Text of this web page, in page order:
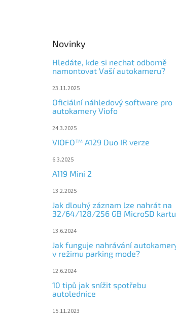
Novinky
Hledáte, kde si nechat odborně
namontovat Vaší autokameru?
23.11.2025
Oficiální náhledový software pro
autokamery Viofo
24.3.2025
VIOFO™ A129 Duo IR verze
6.3.2025
A119 Mini 2
13.2.2025
Jak dlouhý záznam lze nahrát na
32/64/128/256 GB MicroSD
13.6.2024
Jak funguje nahrávání
v režimu parking mode?
12.6.2024
10 tipů jak snížit spotřebu
autolednice
15.11.2023